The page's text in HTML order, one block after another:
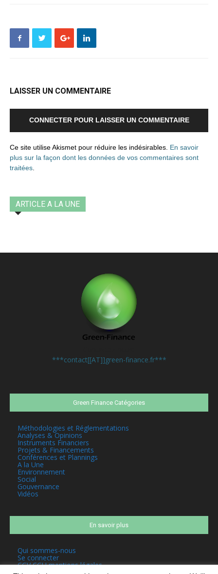
LAISSER UN COMMENTAIRE
CONNECTER POUR LAISSER UN COMMENTAIRE
Ce site utilise Akismet pour réduire les indésirables. En savoir
plus sur la façon dont les données de vos commentaires sont
traitées
ARTICLE A LA UNE
***contact[[AT]]green-finance.fr***
Green Finance Catégories
Méthodologies et Réglementations
Analyses & Opinions
Instruments Financiers
Projets & Financements
Conférences et Plannings
A la Une
Environnement
Social
Gouvernance
Vidéos
En savoir plus
Qui sommes-nous
Se connecter
CGV CGU mentions légales